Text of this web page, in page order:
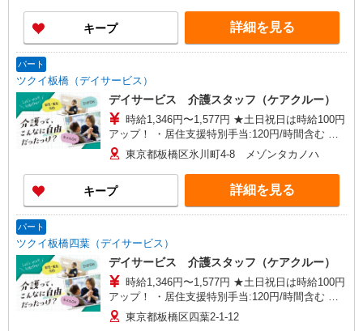
日手当:100円/時間含む ※給与幅は資格・経験等に
よる
キープ 詳細を見る
パート
ツクイ板橋（デイサービス）
デイサービス 介護スタッフ（ケアクルー）
時給1,346円〜1,577円 ★土日祝日は時給100円
アップ！ ・居住支援特別手当:120円/時間含む ※
給与幅は資格・経験等による
東京都板橋区氷川町4-8 メゾンタカノハ
キープ 詳細を見る
パート
ツクイ板橋四葉（デイサービス）
デイサービス 介護スタッフ（ケアクルー）
時給1,346円〜1,577円 ★土日祝日は時給100円
アップ！ ・居住支援特別手当:120円/時間含む ※
給与幅は資格・経験等による
東京都板橋区四葉2-1-12